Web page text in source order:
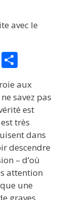
avec le
W
ta
g
er
aux
savez pas
est
très
dans
descendre
– d’où
attention
une
graves